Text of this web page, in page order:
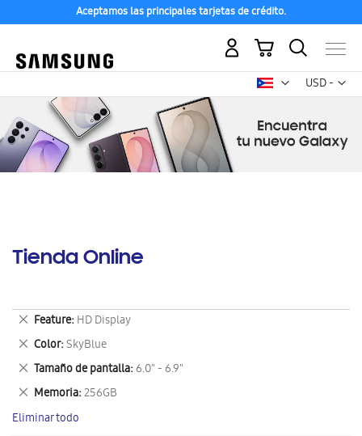
Aceptamos las principales tarjetas de crédito.
USD -
dólar
Mi carrito
Tienda Online
Feature HD Display
Eliminar
este
artículo
Color SkyBlue
Eliminar
este
artículo
Tamaño de pantalla 6.0" - 6.9"
Eliminar
este
artículo
Memoria 256GB
Eliminar
este
artículo
Eliminar todo